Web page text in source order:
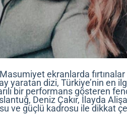
ekranlarda
yaratan dizi, Türkiye’nin en
bir performans gösteren
Deniz Çakır, İlayda
ve güçlü kadrosu ile dikkat